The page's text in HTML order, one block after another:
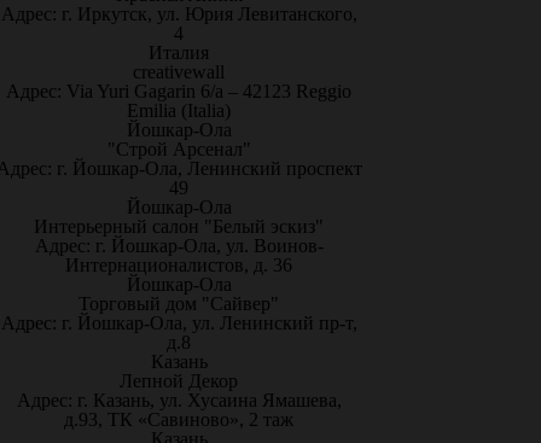
Адрес: г. Иркутск, ул. Юрия Левитанского,
4
Италия
creativewall
Адрес: Via Yuri Gagarin 6/a – 42123 Reggio
Emilia (Italia)
Йошкар-Ола
"Строй Арсенал"
г. Йошкар-Ола, Ленинский проспект
49
Йошкар-Ола
Интерьерный салон "Белый эскиз"
Адрес: г. Йошкар-Ола, ул. Воинов-
Интернационалистов, д. 36
Йошкар-Ола
Торговый дом "Сайвер"
Адрес: г. Йошкар-Ола, ул. Ленинский пр-т,
д.8
Казань
Лепной Декор
Адрес: г. Казань, ул. Хусаина Ямашева,
д.93, ТК «Савиново», 2 таж
Казань